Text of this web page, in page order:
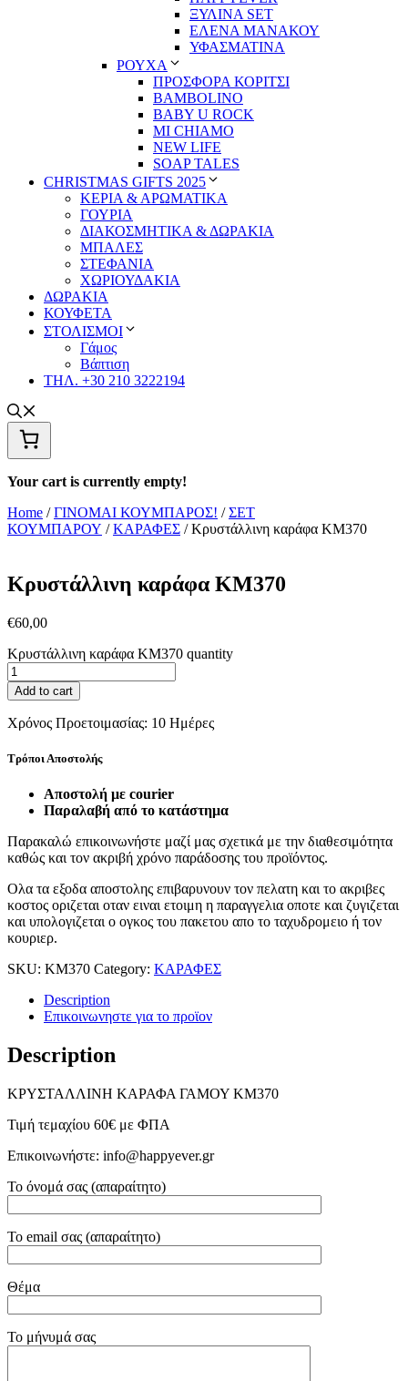
ΞΥΛΙΝΑ SET
ΕΛΕΝΑ ΜΑΝΑΚΟΥ
ΥΦΑΣΜΑΤΙΝΑ
ΡΟΥΧΑ
ΠΡΟΣΦΟΡΑ ΚΟΡΙΤΣΙ
BAMBOLINO
BABY U ROCK
MI CHIAMO
NEW LIFE
SOAP TALES
CHRISTMAS GIFTS 2025
ΚΕΡΙΑ & ΑΡΩΜΑΤΙΚΑ
ΓΟΥΡΙΑ
ΔΙΑΚΟΣΜΗΤΙΚΑ & ΔΩΡΑΚΙΑ
ΜΠΑΛΕΣ
ΣΤΕΦΑΝΙΑ
ΧΩΡΙΟΥΔΑΚΙΑ
ΔΩΡΑΚΙΑ
ΚΟΥΦΕΤΑ
ΣΤΟΛΙΣΜΟΙ
Γάμος
Βάπτιση
ΤΗΛ. +30 210 3222194
Your cart is currently empty!
Home /ΓΙΝΟΜΑΙ ΚΟΥΜΠΑΡΟΣ! /ΣΕΤ
ΚΟΥΜΠΑΡΟΥ /ΚΑΡΑΦΕΣ / Κρυστάλλινη καράφα ΚΜ370
Κρυστάλλινη καράφα ΚΜ370
€60,00
Κρυστάλλινη καράφα ΚΜ370 quantity
Add to cart
Χρόνος Προετοιμασίας: 10 Ημέρες
Τρόποι Αποστολής
Αποστολή με courier
Παραλαβή από το κατάστημα
Παρακαλώ επικοινωνήστε μαζί μας σχετικά με την διαθεσιμότητα
καθώς και τον ακριβή χρόνο παράδοσης του προϊόντος.
Ολα τα εξοδα αποστολης επιβαρυνουν τον πελατη και το ακριβες
κοστος οριζεται οταν ειναι ετοιμη η παραγγελια οποτε και ζυγιζεται
και υπολογιζεται ο ογκος του πακετου απο το ταχυδρομειο ή τον
κουριερ.
SKU: ΚΜ370 Category: ΚΑΡΑΦΕΣ
Description
Επικοινωνηστε για το προϊoν
Description
ΚΡΥΣΤΑΛΛΙΝΗ ΚΑΡΑΦΑ ΓΑΜΟΥ ΚΜ370
Τιμή τεμαχίου 60€ με ΦΠΑ
Επικοινωνήστε: info@happyever.gr
Το όνομά σας (απαραίτητο)
Το email σας (απαραίτητο)
Θέμα
Το μήνυμά σας